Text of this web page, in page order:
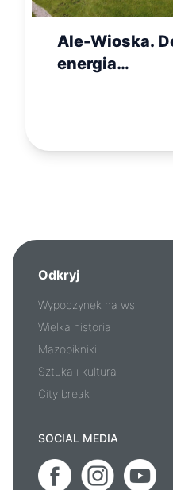
Ale-Wioska.
energia
Odkryj
Wypoczynek na wsi
Wielka historia
Mazopikniki
Sztuka i kultura
City break
SOCIAL MEDIA